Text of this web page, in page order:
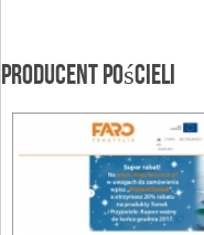
Producent pościeli